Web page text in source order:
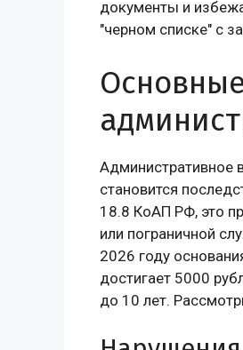
документы и
"черном списке" с
Административное
становится
18.8 КоАП РФ, это
или пограничной
2026 году
достигает 5000
до 10 лет.